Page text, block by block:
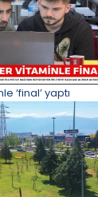
‘final’ yaptı